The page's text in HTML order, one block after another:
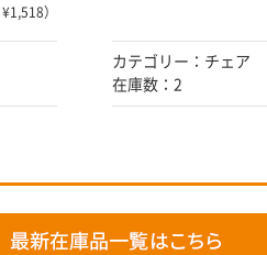
¥1,518）
カテゴリー：チェア
在庫数：2